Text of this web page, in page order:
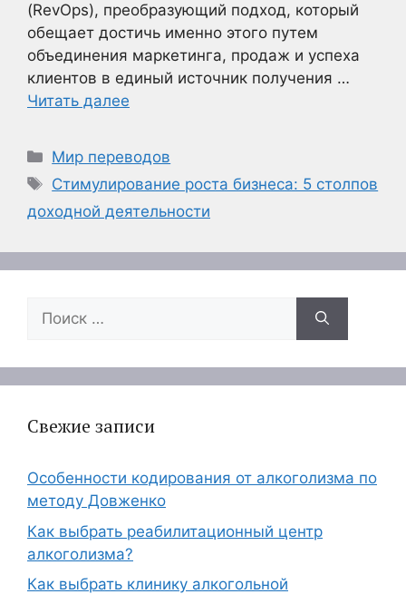
(RevOps), преобразующий подход, который
обещает достичь именно этого путем
объединения маркетинга, продаж и успеха
клиентов в единый источник получения …
Читать далее
Рубрики
Мир переводов
Метки
Стимулирование роста бизнеса: 5 столпов
доходной деятельности
Поиск:
Свежие записи
Особенности кодирования от алкоголизма по
методу Довженко
Как выбрать реабилитационный центр
алкоголизма?
Как выбрать клинику алкогольной